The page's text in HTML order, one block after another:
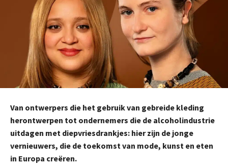
Van ontwerpers die het gebruik van gebreide kleding
herontwerpen tot ondernemers die de alcoholindustrie
uitdagen met diepvriesdrankjes: hier zijn de jonge
vernieuwers, die de toekomst van mode, kunst en eten
in Europa creëren.